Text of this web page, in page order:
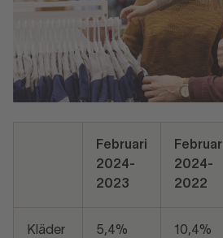
Februari
2024-
2023
Februari
2024-
2022
Kläder 5,4% 10,4%